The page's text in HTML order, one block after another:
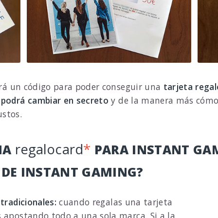
un código para poder conseguir una tarjeta
cambiar en secreto y de la manera más
regalocard* PARA INSTANT
INSTANT GAMING?
cuando regalas una tarjeta
todo a una sola marca. Si a la